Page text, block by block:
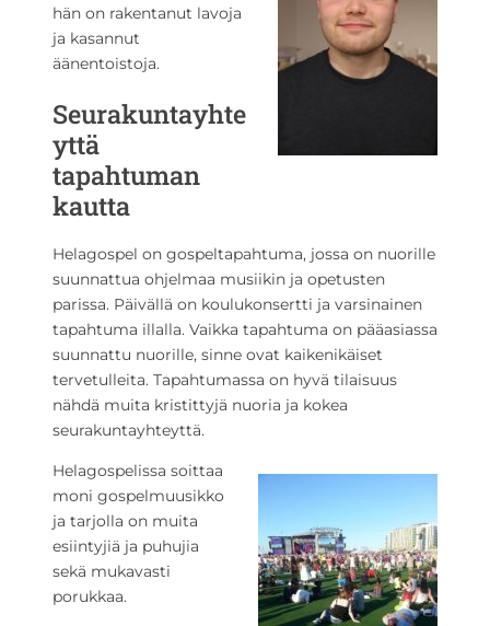
hän on rakentanut lavoja
ja kasannut
äänentoistoja.
Seurakuntayhte
yttä
tapahtuman
kautta
Helagospel on gospeltapahtuma, jossa on nuorille
suunnattua ohjelmaa musiikin ja opetusten
parissa. Päivällä on koulukonsertti ja varsinainen
tapahtuma illalla. Vaikka tapahtuma on pääasiassa
suunnattu nuorille, sinne ovat kaikenikäiset
tervetulleita. Tapahtumassa on hyvä tilaisuus
nähdä muita kristittyjä nuoria ja kokea
seurakuntayhteyttä.
Helagospelissa soittaa
moni gospelmuusikko
ja tarjolla on muita
esiintyjiä ja puhujia
sekä mukavasti
porukkaa.